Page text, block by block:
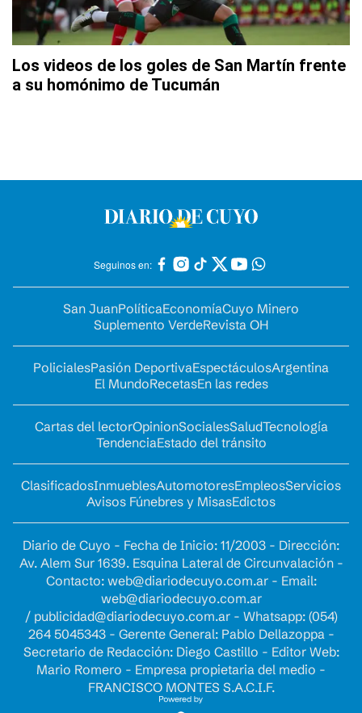
Los videos de los goles de San Martín frente
a su homónimo de Tucumán
Seguinos en:
San JuanPolíticaEconomíaCuyo Minero
Suplemento VerdeRevista OH
PolicialesPasión DeportivaEspectáculosArgentina
El MundoRecetasEn las redes
Cartas del lectorOpinionSocialesSaludTecnología
TendenciaEstado del tránsito
ClasificadosInmueblesAutomotoresEmpleosServicios
Avisos Fúnebres y MisasEdictos
Diario de Cuyo - Fecha de Inicio: 11/2003 - Dirección:
Av. Alem Sur 1639. Esquina Lateral de Circunvalación -
Contacto: web@diariodecuyo.com.ar- Email:
web@diariodecuyo.com.ar
/ publicidad@diariodecuyo.com.ar- Whatsapp: (054)
264 5045343 - Gerente General: Pablo Dellazoppa -
Secretario de Redacción: Diego Castillo - Editor Web:
Mario Romero - Empresa propietaria del medio -
FRANCISCO MONTES S.A.C.I.F.